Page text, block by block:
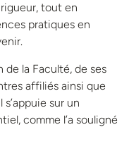
tout en
pratiques en
de la Faculté, de ses
affiliés ainsi que
sur un
comme l’a souligné